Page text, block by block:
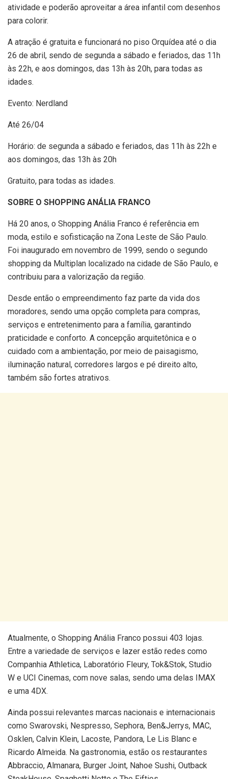
atividade e poderão aproveitar a área infantil com desenhos
para colorir.
A atração é gratuita e funcionará no piso Orquídea até o dia
26 de abril, sendo de segunda a sábado e feriados, das 11h
às 22h, e aos domingos, das 13h às 20h, para todas as
idades.
Evento: Nerdland
Até 26/04
Horário: de segunda a sábado e feriados, das 11h às 22h e
aos domingos, das 13h às 20h
Gratuito, para todas as idades.
SOBRE O SHOPPING ANÁLIA FRANCO
Há 20 anos, o Shopping Anália Franco é referência em
moda, estilo e sofisticação na Zona Leste de São Paulo.
Foi inaugurado em novembro de 1999, sendo o segundo
shopping da Multiplan localizado na cidade de São Paulo, e
contribuiu para a valorização da região.
Desde então o empreendimento faz parte da vida dos
moradores, sendo uma opção completa para compras,
serviços e entretenimento para a família, garantindo
praticidade e conforto. A concepção arquitetônica e o
cuidado com a ambientação, por meio de paisagismo,
iluminação natural, corredores largos e pé direito alto,
também são fortes atrativos.
Atualmente, o Shopping Anália Franco possui 403 lojas.
Entre a variedade de serviços e lazer estão redes como
Companhia Athletica, Laboratório Fleury, Tok&Stok, Studio
W e UCI Cinemas, com nove salas, sendo uma delas IMAX
e uma 4DX.
Ainda possui relevantes marcas nacionais e internacionais
como Swarovski, Nespresso, Sephora, Ben&Jerrys, MAC,
Osklen, Calvin Klein, Lacoste, Pandora, Le Lis Blanc e
Ricardo Almeida. Na gastronomia, estão os restaurantes
Abbraccio, Almanara, Burger Joint, Nahoe Sushi, Outback